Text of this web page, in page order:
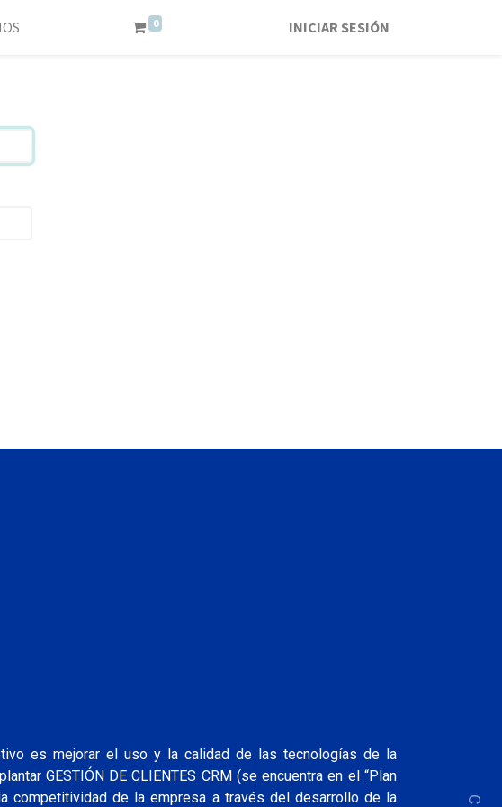
0 INICIAR SESIÓN
es mejorar el uso y la calidad de las tecnologías de la
GESTIÓN DE CLIENTES CRM (se encuentra en el “Plan
competitividad de la empresa a través del desarrollo de la